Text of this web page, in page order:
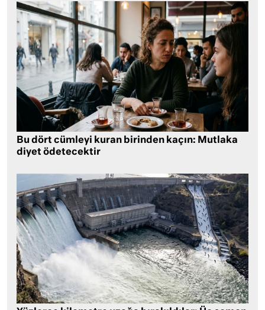
Bu dört cümleyi kuran birinden kaçın: Mutlaka
diyet ödetecektir